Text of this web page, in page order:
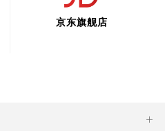
京东旗舰店